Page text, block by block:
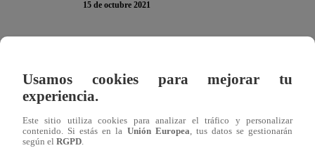
15 de octubre 2021
programa Contigo, del Ministerio de Desarrollo e
distancia desarrollado para que aprendan los conceptos,
permitan la promoción y defensa de los derechos de las
Usamos cookies para mejorar tu
experiencia.
Este sitio utiliza cookies para analizar el tráfico y personalizar
contenido. Si estás en la Unión Europea, tus datos se gestionarán
según el RGPD.